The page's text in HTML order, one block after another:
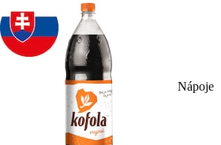
Nápoje